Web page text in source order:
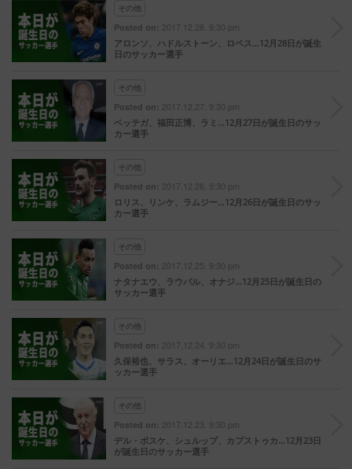
その他
Posted on: 2017.12.28. 9:30 pm
アロンソ、ハドルストーン、ロペス…12月28日が誕生
日のサッカー選手
その他
Posted on: 2017.12.27. 9:30 pm
ベッテガ、福田正博、ラミ…12月27日が誕生日のサッ
カー選手
その他
Posted on: 2017.12.26. 9:30 pm
ロリス、リンケ、ラムジー…12月26日が誕生日のサッ
カー選手
その他
Posted on: 2017.12.25. 9:30 pm
ナタナエウ、ラウバル、オナジ…12月25日が誕生日の
サッカー選手
その他
Posted on: 2017.12.24. 9:30 pm
久保裕也、サラス、オーリエ…12月24日が誕生日のサ
ッカー選手
その他
Posted on: 2017.12.23. 9:30 pm
デル・ボスケ、シュルップ、カプストゥカ…12月23日
が誕生日のサッカー選手